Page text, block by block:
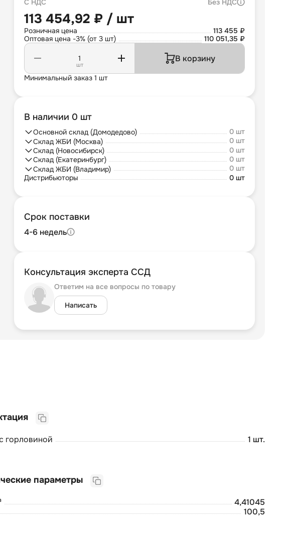
С НДС Без НДС
113 454,92 ₽ / шт
Розничная цена
113 455 ₽
Оптовая цена -3% (от 3 шт)
110 051,35 ₽
шт
В корзину
Минимальный заказ 1 шт
В наличии 0 шт
Основной склад (Домодедово)
0 шт
Склад ЖБИ (Москва)
0 шт
Склад (Новосибирск)
0 шт
Склад (Екатеринбург)
0 шт
Склад ЖБИ (Владимир)
0 шт
Дистрибьюторы
0 шт
Срок поставки
4-6 недель
Консультация эксперта ССД
Ответим на все вопросы по товару
Написать
горловиной 1 шт.
4,41045
100,5